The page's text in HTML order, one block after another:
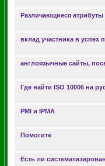
Различающиеся атрибуты
вклад участника в успех
англоязычные сайты,
Где найти ISO 10006 на
PMI и IPMA
Помогите
Есть ли